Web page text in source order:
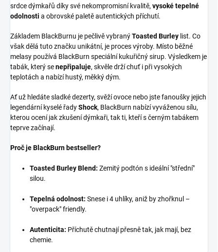
srdce dýmkařů díky své nekompromisní kvalitě, vysoké tepelné
odolnosti a obrovské paletě autentických příchutí.
Základem BlackBurnu je pečlivě vybranýToasted Burley list. Co
však dělá tuto značku unikátní, je proces výroby. Místo běžné
melasy používá BlackBurn speciální kukuřičný sirup. Výsledkem je
tabák, který senepřipaluje, skvěle drží chuť i při vysokých
teplotách a nabízí hustý, měkký dým.
Ať už hledáte sladké dezerty, svěží ovoce nebo jste fanoušky jejich
legendární kyselé řadyShock, BlackBurn nabízí vyváženou sílu,
kterou ocení jak zkušení dýmkaři, tak ti, kteří s černým tabákem
teprve začínají.
Proč je BlackBurn bestseller?
Toasted Burley Blend: Zemitý podtón s ideální "střední"
silou.
Tepelná odolnost: Snese i 4 uhlíky, aniž by zhořknul –
"overpack" friendly.
Autenticita: Příchutě chutnají přesně tak, jak mají, bez
chemie.